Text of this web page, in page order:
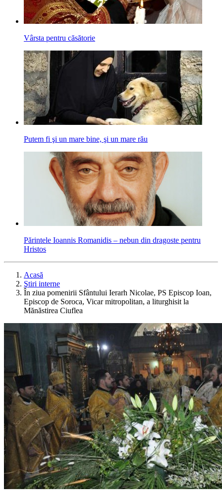
Vârsta pentru căsătorie
Putem fi şi un mare bine, şi un mare rău
Părintele Ioannis Romanidis – nebun din dragoste pentru
Hristos
Acasă
Ştiri interne
În ziua pomenirii Sfântului Ierarh Nicolae, PS Episcop Ioan,
Episcop de Soroca, Vicar mitropolitan, a liturghisit la
Mănăstirea Ciuflea